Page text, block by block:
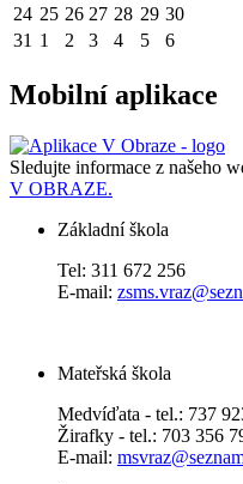
24 25 26 27 28 29 30
31 1 2 3 4 5 6
Mobilní aplikace
Sledujte informace z našeho
V OBRAZE.
Základní škola
Tel: 311 672 256
E-mail:
Mateřská škola
Medvíďata - tel.: 737
Žirafky - tel.: 703 356
E-mail: